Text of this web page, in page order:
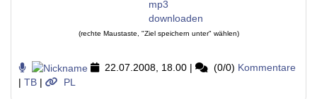
(rechte Maustaste, "Ziel speichern unter" wählen)
22.07.2008, 18.00 | (0/0) Kommentare
| TB | PL